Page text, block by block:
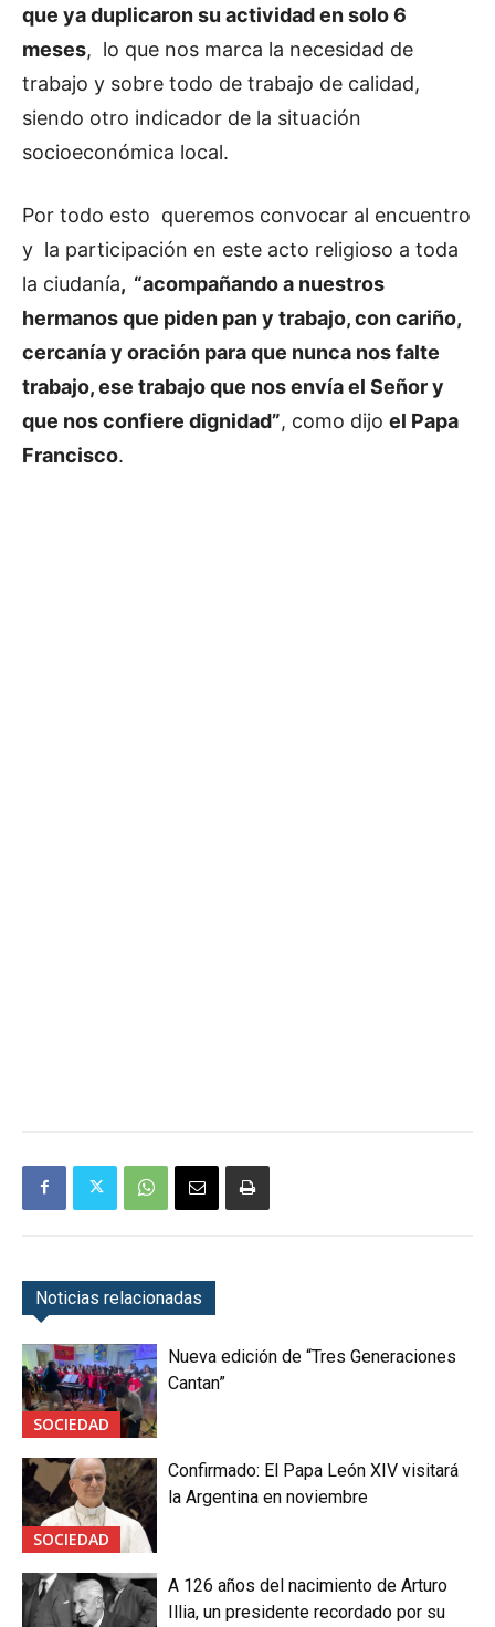
que ya duplicaron su actividad en solo 6
meses, lo que nos marca la necesidad de
trabajo y sobre todo de trabajo de calidad,
siendo otro indicador de la situación
socioeconómica local.
Por todo esto queremos convocar al encuentro
y la participación en este acto religioso a toda
la ciudanía, “acompañando a nuestros
hermanos que piden pan y trabajo, con cariño,
cercanía y oración para que nunca nos falte
trabajo, ese trabajo que nos envía el Señor y
que nos confiere dignidad”, como dijo el Papa
Francisco.
Noticias relacionadas
SOCIEDAD
Nueva edición de “Tres Generaciones
Cantan”
SOCIEDAD
Confirmado: El Papa León XIV visitará
la Argentina en noviembre
A 126 años del nacimiento de Arturo
Illia, un presidente recordado por su